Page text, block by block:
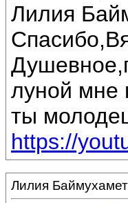
Лилия
луной мне
ты
https://
Лилия